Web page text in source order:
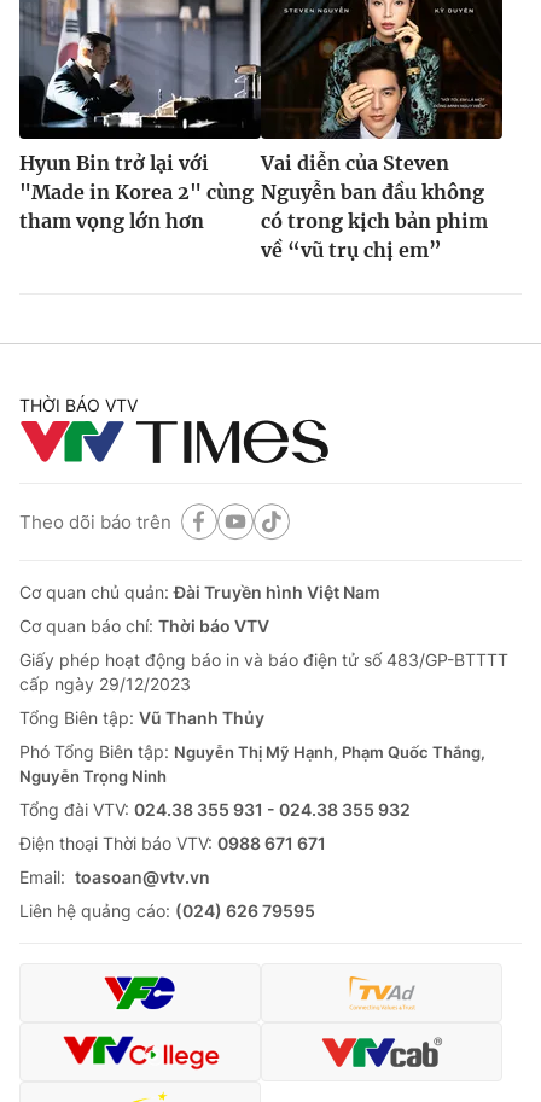
Hyun Bin trở lại với
"Made in Korea 2" cùng
tham vọng lớn hơn
Vai diễn của Steven
Nguyễn ban đầu không
có trong kịch bản phim
về “vũ trụ chị em”
THỜI BÁO VTV
Theo dõi báo trên
Cơ quan chủ quản:Đài Truyền hình Việt Nam
Cơ quan báo chí: Thời báo VTV
Giấy phép hoạt động báo in và báo điện tử số 483/GP-BTTTT
cấp ngày 29/12/2023
Tổng Biên tập: Vũ Thanh Thủy
Phó Tổng Biên tập: Nguyễn Thị Mỹ Hạnh, Phạm Quốc Thắng,
Nguyễn Trọng Ninh
Tổng đài VTV: 024.38 355 931 - 024.38 355 932
Ðiện thoại Thời báo VTV: 0988 671 671
Email: toasoan@vtv.vn
Liên hệ quảng cáo: (024) 626 79595